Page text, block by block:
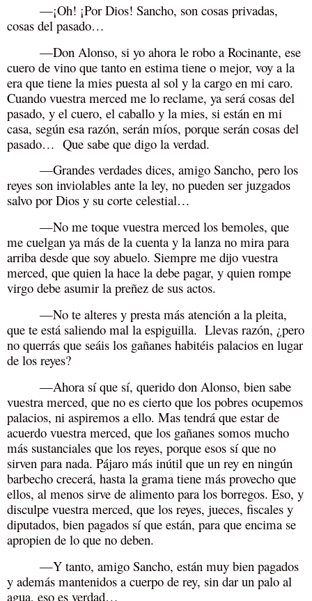
—¡Oh! ¡Por Dios! Sancho, son cosas privadas,
cosas del pasado…
—Don Alonso, si yo ahora le robo a Rocinante, ese
cuero de vino que tanto en estima tiene o mejor, voy a la
era que tiene la mies puesta al sol y la cargo en mi caro.
Cuando vuestra merced me lo reclame, ya será cosas del
pasado, y el cuero, el caballo y la mies, si están en mi
casa, según esa razón, serán míos, porque serán cosas del
pasado… Que sabe que digo la verdad.
—Grandes verdades dices, amigo Sancho, pero los
reyes son inviolables ante la ley, no pueden ser juzgados
salvo por Dios y su corte celestial…
—No me toque vuestra merced los bemoles, que
me cuelgan ya más de la cuenta y la lanza no mira para
arriba desde que soy abuelo. Siempre me dijo vuestra
merced, que quien la hace la debe pagar, y quien rompe
virgo debe asumir la preñez de sus actos.
—No te alteres y presta más atención a la pleita,
que te está saliendo mal la espiguilla. Llevas razón, ¿pero
no querrás que seáis los gañanes habitéis palacios en lugar
de los reyes?
—Ahora sí que sí, querido don Alonso, bien sabe
vuestra merced, que no es cierto que los pobres ocupemos
palacios, ni aspiremos a ello. Mas tendrá que estar de
acuerdo vuestra merced, que los gañanes somos mucho
más sustanciales que los reyes, porque esos sí que no
sirven para nada. Pájaro más inútil que un rey en ningún
barbecho crecerá, hasta la grama tiene más provecho que
ellos, al menos sirve de alimento para los borregos. Eso, y
disculpe vuestra merced, que los reyes, jueces, fiscales y
diputados, bien pagados sí que están, para que encima se
apropien de lo que no deben.
—Y tanto, amigo Sancho, están muy bien pagados
y además mantenidos a cuerpo de rey, sin dar un palo al
agua, eso es verdad…